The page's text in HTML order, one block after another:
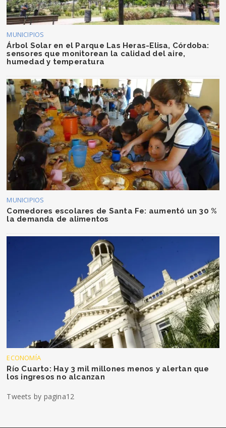
MUNICIPIOS
Árbol Solar en el Parque Las Heras-Elisa, Córdoba:
sensores que monitorean la calidad del aire,
humedad y temperatura
MUNICIPIOS
Comedores escolares de Santa Fe: aumentó un 30 %
la demanda de alimentos
ECONOMÍA
Río Cuarto: Hay 3 mil millones menos y alertan que
los ingresos no alcanzan
Tweets by pagina12